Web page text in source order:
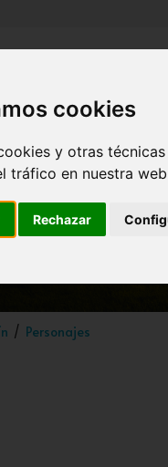
cookies
y otras
tráfico en nuestra
Rechazar
Personajes